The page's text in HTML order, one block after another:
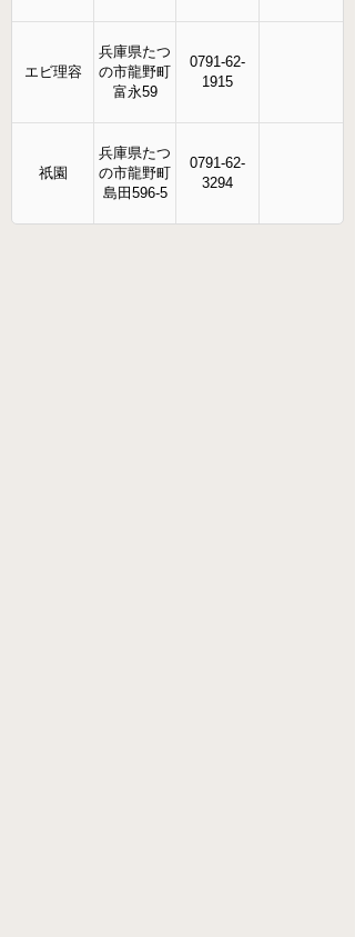
エビ理容
兵庫県たつ
の市龍野町
富永59
0791-62-
1915
祇園
兵庫県たつ
の市龍野町
島田596-5
0791-62-
3294